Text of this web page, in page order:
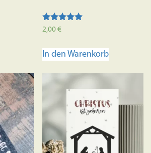
Bewertet mit
2,00€
In den Warenkorb